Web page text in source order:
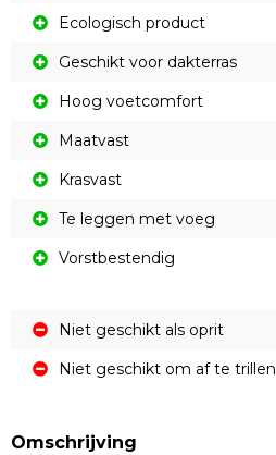
Ecologisch product
Geschikt voor dakterras
Hoog voetcomfort
Maatvast
Krasvast
Te leggen met voeg
Vorstbestendig
Niet geschikt als oprit
Niet geschikt om af te trillen
Omschrijving